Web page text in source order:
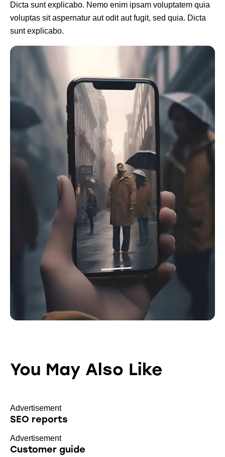
Dicta sunt explicabo. Nemo enim ipsam voluptatem quia
voluptas sit aspernatur aut odit aut fugit, sed quia. Dicta
sunt explicabo.
You May Also Like
Advertisement
SEO reports
Advertisement
Customer guide